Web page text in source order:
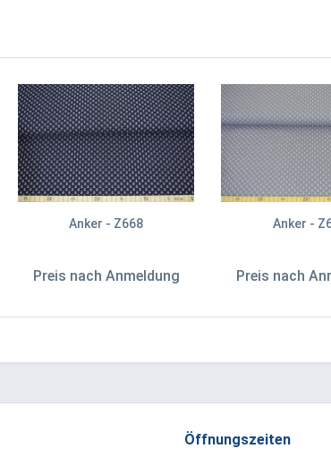
Anker - Z668
Preis nach Anmeldung
Anker -
Preis nach
Öffnungszeiten